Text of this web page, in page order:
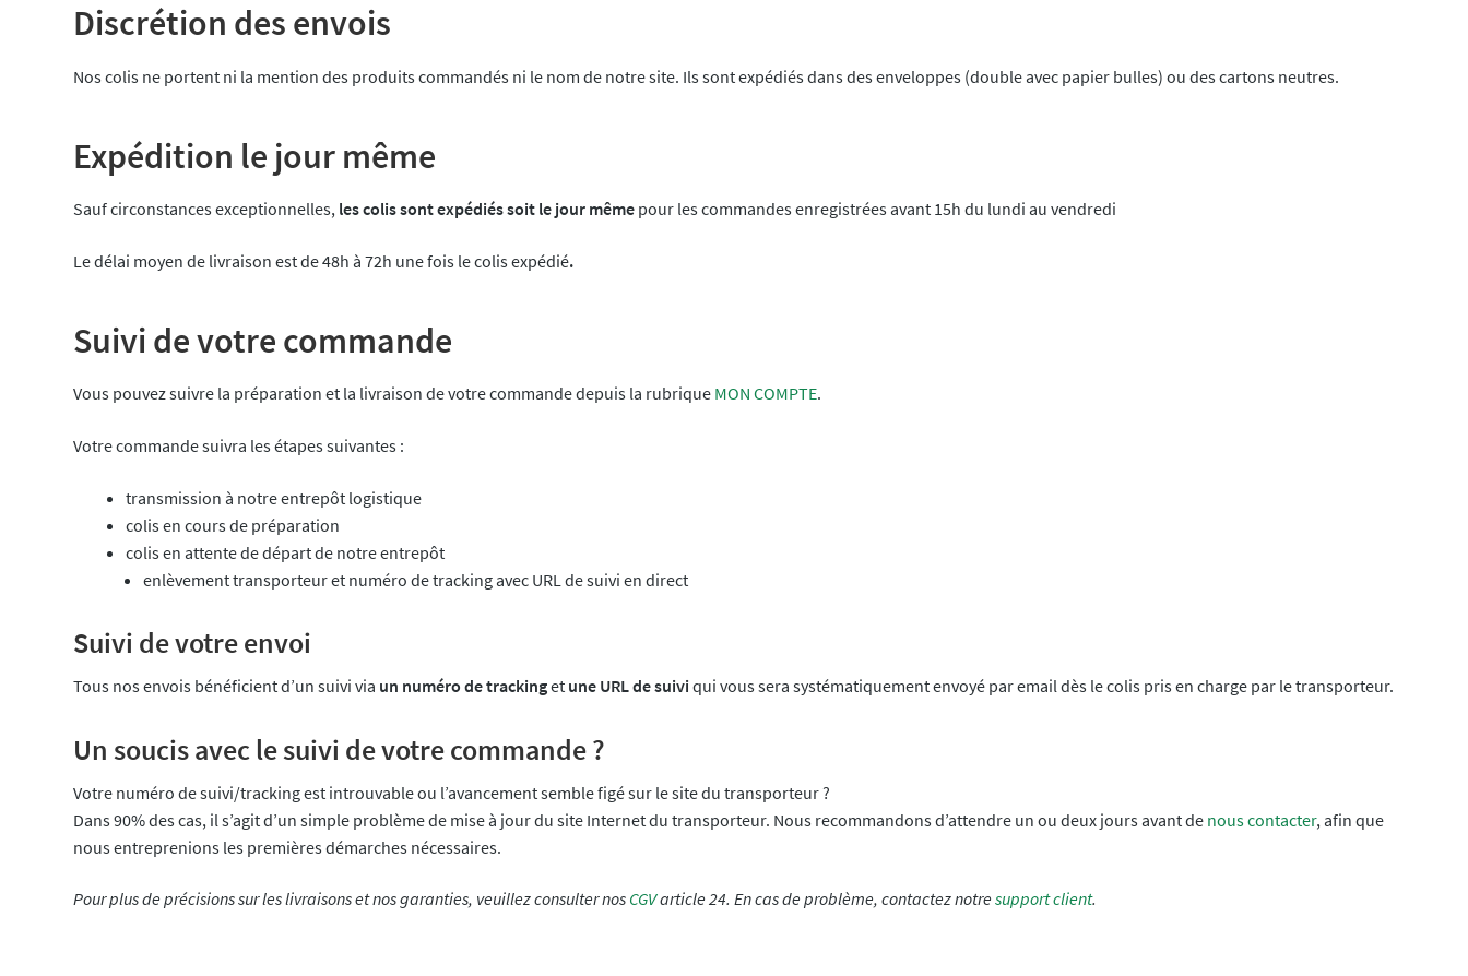
Discrétion des envois
Nos colis ne portent ni la mention des produits commandés ni le nom de notre site. Ils sont expédiés dans des enveloppes (double avec papier bulles) ou des cartons neutres.
Expédition le jour même
Sauf circonstances exceptionnelles, les colis sont expédiés soit le jour même pour les commandes enregistrées avant 15h du lundi au vendredi
Le délai moyen de livraison est de 48h à 72h une fois le colis expédié.
Suivi de votre commande
Vous pouvez suivre la préparation et la livraison de votre commande depuis la rubrique MON COMPTE.
Votre commande suivra les étapes suivantes :
transmission à notre entrepôt logistique
colis en cours de préparation
colis en attente de départ de notre entrepôt
enlèvement transporteur et numéro de tracking avec URL de suivi en direct
Suivi de votre envoi
Tous nos envois bénéficient d’un suivi via un numéro de trackinget une URL de suivi qui vous sera systématiquement envoyé par email dès le colis pris en charge par le transporteur.
Un soucis avec le suivi de votre commande ?
Votre numéro de suivi/tracking est introuvable ou l’avancement semble figé sur le site du transporteur ?
Dans 90% des cas, il s’agit d’un simple problème de mise à jour du site Internet du transporteur. Nous recommandons d’attendre un ou deux jours avant de nous contacter, afin que
nous entreprenions les premières démarches nécessaires.
Pour plus de précisions sur les livraisons et nos garanties, veuillez consulter nos CGVarticle 24. En cas de problème, contactez notresupport client.